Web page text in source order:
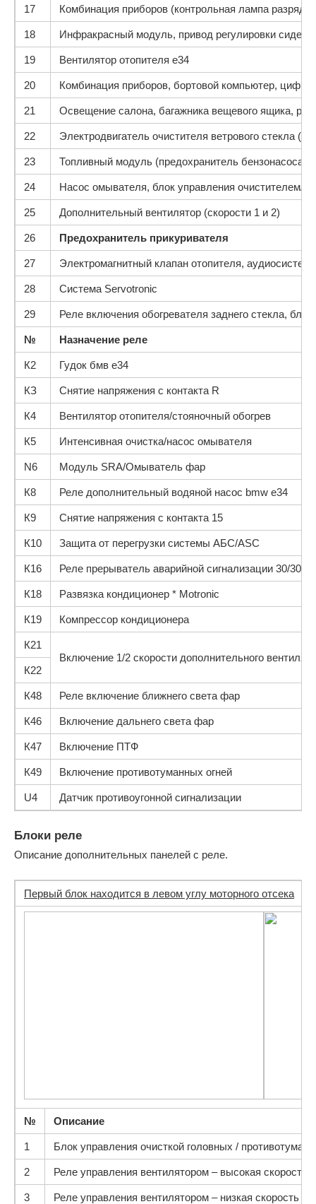
17 Комбинация приборов (контрольная лампа
18 Инфракрасный модуль, привод регулировки
19 Вентилятор отопителя e34
20 Комбинация приборов, бортовой компьютер,
21 Освещение салона, багажника вещевого ящика,
22 Электродвигатель очистителя ветрового стекла
23 Топливный модуль (предохранитель бензонасоса)
24 Насос омывателя, блок управления очистителем/
25 Дополнительный вентилятор (скорости 1 и 2)
26 Предохранитель прикуривателя
27 Электромагнитный клапан отопителя,
28 Система Servotronic
29 Реле включения обогревателя заднего стекла,
№ Назначение реле
К2 Гудок бмв е34
КЗ Снятие напряжения с контакта R
К4 Вентилятор отопителя/стояночный обогрев
К5 Интенсивная очистка/насос омывателя
N6 Модуль SRA/Омыватель фар
К8 Реле дополнительный водяной насос bmw e34
К9 Снятие напряжения с контакта 15
К10 Защита от перегрузки системы АБС/ASC
К16 Реле прерыватель аварийной сигнализации 30/30
К18 Развязка кондиционер * Motronic
К19 Компрессор кондиционера
К21
Включение 1/2 скорости дополнительного
К22
К48 Реле включение ближнего света фар
К46 Включение дальнего света фар
К47 Включение ПТФ
К49 Включение противотуманных огней
U4 Датчик противоугонной сигнализации
Блоки реле
Описание дополнительных панелей с реле.
Первый блок находится в левом углу моторного отсека
№ Описание
1 Блок управления очисткой головных /
2 Реле управления вентилятором – высокая скорость
3 Реле управления вентилятором – низкая скорость